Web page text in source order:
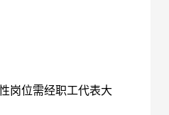
岗位需经职工代表大